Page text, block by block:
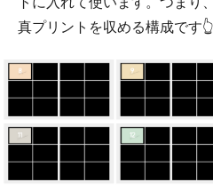
真プリントを収める構成です👆